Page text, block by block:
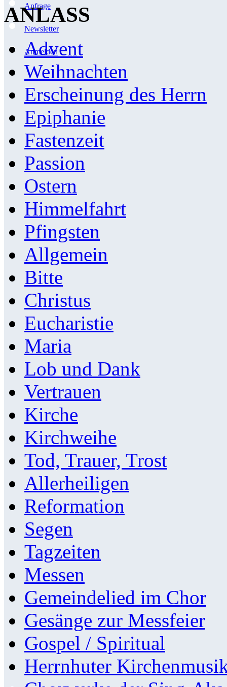
Anfrage
Newsletter
Anmelden
ANLASS
Advent
Weihnachten
Erscheinung des Herrn
Epiphanie
Fastenzeit
Passion
Ostern
Himmelfahrt
Pfingsten
Allgemein
Bitte
Christus
Eucharistie
Maria
Lob und Dank
Vertrauen
Kirche
Kirchweihe
Tod, Trauer, Trost
Allerheiligen
Reformation
Segen
Tagzeiten
Messen
Gemeindelied im Chor
Gesänge zur Messfeier
Gospel / Spiritual
Herrnhuter